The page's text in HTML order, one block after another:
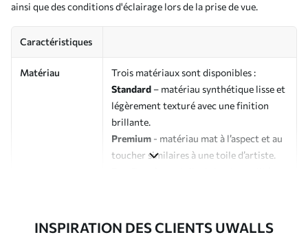
ainsi que des conditions d'éclairage lors de la prise de vue.
Caractéristiques
Matériau
Trois matériaux sont disponibles :
Standard – matériau synthétique lisse et
légèrement texturé avec une finition
brillante.
Premium - matériau mat à l’aspect et au
toucher similaires à une toile d’artiste.
INSPIRATION DES CLIENTS UWALLS